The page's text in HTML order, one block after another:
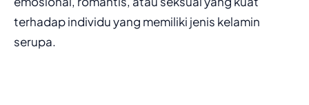
terhadap individu yang memiliki jenis kelamin
serupa.